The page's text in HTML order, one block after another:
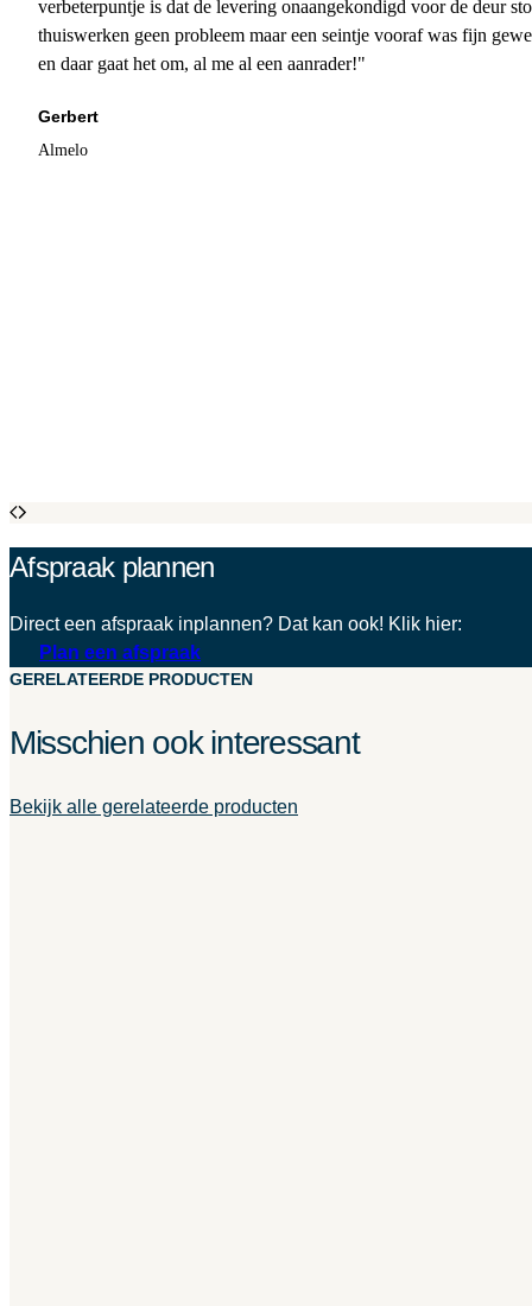
verbeterpuntje is dat de levering onaangekondigd voor de deur
thuiswerken geen probleem maar een seintje vooraf was fijn
en daar gaat het om, al me al een aanrader!"
Gerbert
Almelo
Afspraak plannen
Direct een afspraak inplannen? Dat kan ook! Klik hier:
Plan een afspraak
GERELATEERDE PRODUCTEN
Misschien ook interessant
Bekijk alle gerelateerde producten